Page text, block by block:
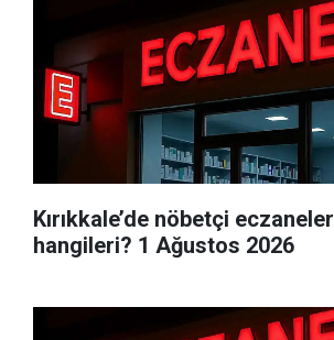
Kırıkkale’de nöbetçi eczaneler
hangileri? 1 Ağustos 2026